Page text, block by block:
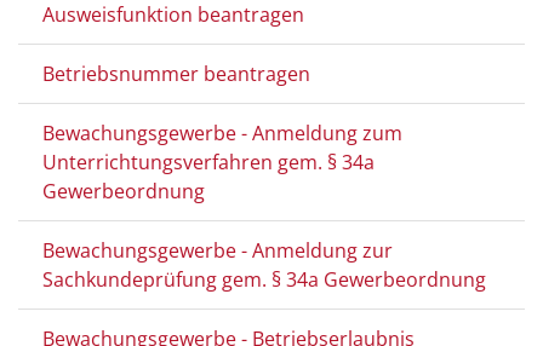
Ausweisfunktion beantragen
Betriebsnummer beantragen
Bewachungsgewerbe - Anmeldung zum
Unterrichtungsverfahren gem. § 34a
Gewerbeordnung
Bewachungsgewerbe - Anmeldung zur
Sachkundeprüfung gem. § 34a Gewerbeordnung
Bewachungsgewerbe - Betriebserlaubnis